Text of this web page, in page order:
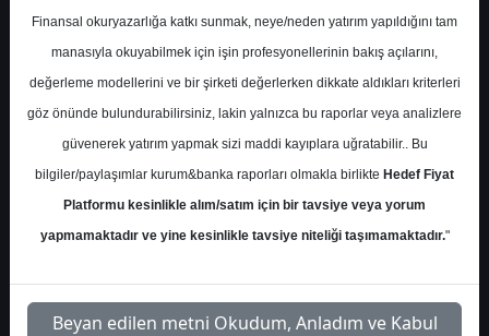
Ortalama Getiri Potansiyeli %10.99
Kurum Sayısı
8
3 2
Paralel
Get.
1
Üstü Get.
2
Perşembe, 30 Nisan 2026
Finansal okuryazarlığa katkı sunmak, neye/neden yatırım yapıldığını tam
manasıyla okuyabilmek için işin profesyonellerinin bakış açılarını,
değerleme modellerini ve bir şirketi değerlerken dikkate aldıkları kriterleri
göz önünde bulundurabilirsiniz, lakin yalnızca bu raporlar veya analizlere
güvenerek yatırım yapmak sizi maddi kayıplara uğratabilir.. Bu
bilgiler/paylaşımlar kurum&banka raporları olmakla birlikte Hedef Fiyat
Platformu kesinlikle alım/satım için bir tavsiye veya yorum
yapmamaktadır ve yine kesinlikle tavsiye niteliği taşımamaktadır."
Beyan edilen metni Okudum, Anladım ve Kabul